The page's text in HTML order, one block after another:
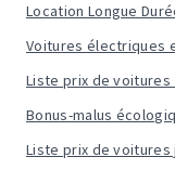
Location Longue
Voitures électriques
Liste prix de voitures
Bonus-malus
Liste prix de voitures